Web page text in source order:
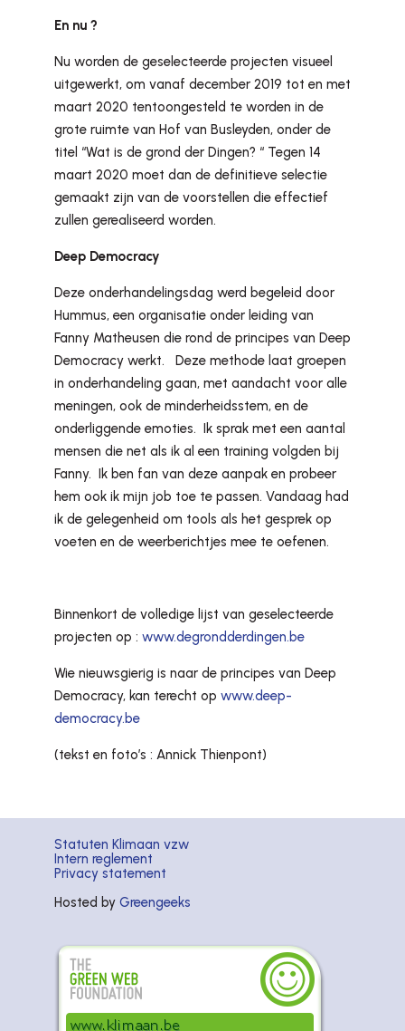
En nu ?
Nu worden de geselecteerde projecten visueel
uitgewerkt, om vanaf december 2019 tot en met
maart 2020 tentoongesteld te worden in de
grote ruimte van Hof van Busleyden, onder de
titel “Wat is de grond der Dingen? “ Tegen 14
maart 2020 moet dan de definitieve selectie
gemaakt zijn van de voorstellen die effectief
zullen gerealiseerd worden.
Deep Democracy
Deze onderhandelingsdag werd begeleid door
Hummus, een organisatie onder leiding van
Fanny Matheusen die rond de principes van Deep
Democracy werkt. Deze methode laat groepen
in onderhandeling gaan, met aandacht voor alle
meningen, ook de minderheidsstem, en de
onderliggende emoties. Ik sprak met een aantal
mensen die net als ik al een training volgden bij
Fanny. Ik ben fan van deze aanpak en probeer
hem ook ik mijn job toe te passen. Vandaag had
ik de gelegenheid om tools als het gesprek op
voeten en de weerberichtjes mee te oefenen.
Binnenkort de volledige lijst van geselecteerde
projecten op : www.degrondderdingen.be
Wie nieuwsgierig is naar de principes van Deep
Democracy, kan terecht op www.deep-
democracy.be
(tekst en foto’s : Annick Thienpont)
Statuten Klimaan vzw
Intern reglement
Privacy statement
Hosted by Greengeeks